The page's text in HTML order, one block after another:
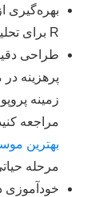
R برای تحلیل‌های آماری.
طراحی
پرهزینه
زمینه
مراجعه
بهترین
مرحله
خودآموزی